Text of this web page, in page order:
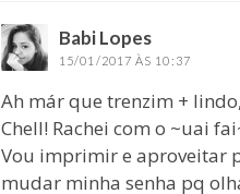
Babi Lopes
15/01/2017 ÀS 10:37
Ah már que trenzim + lindo,
Chell! Rachei com o ~uai
Vou imprimir e aproveitar
mudar minha senha pq